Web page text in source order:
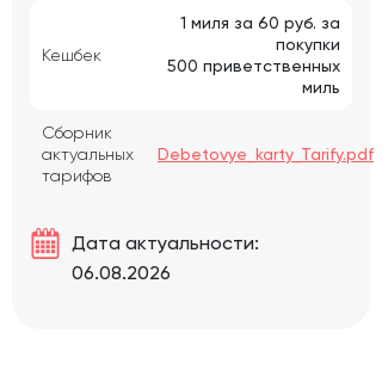
Кешбек
1 миля за 60 руб. за
покупки
500 приветственных
миль
Сборник
актуальных
тарифов
Debetovye_karty_Tarify.pdf
Дата актуальности:
06.08.2026